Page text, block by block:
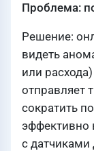
Проблема:
Решение:
видеть
или
отправляет
сократить
эффективно
с датчиками